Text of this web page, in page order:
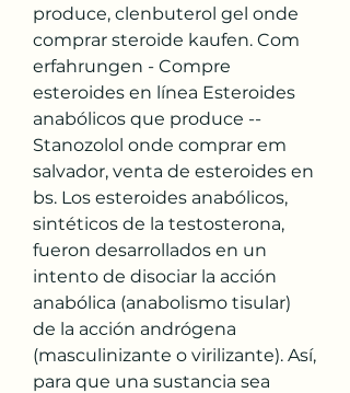
produce, clenbuterol gel onde
comprar steroide kaufen. Com
erfahrungen - Compre
esteroides en línea Esteroides
anabólicos que produce --
Stanozolol onde comprar em
salvador, venta de esteroides en
bs. Los esteroides anabólicos,
sintéticos de la testosterona,
fueron desarrollados en un
intento de disociar la acción
anabólica (anabolismo tisular)
de la acción andrógena
(masculinizante o virilizante). Así,
para que una sustancia sea